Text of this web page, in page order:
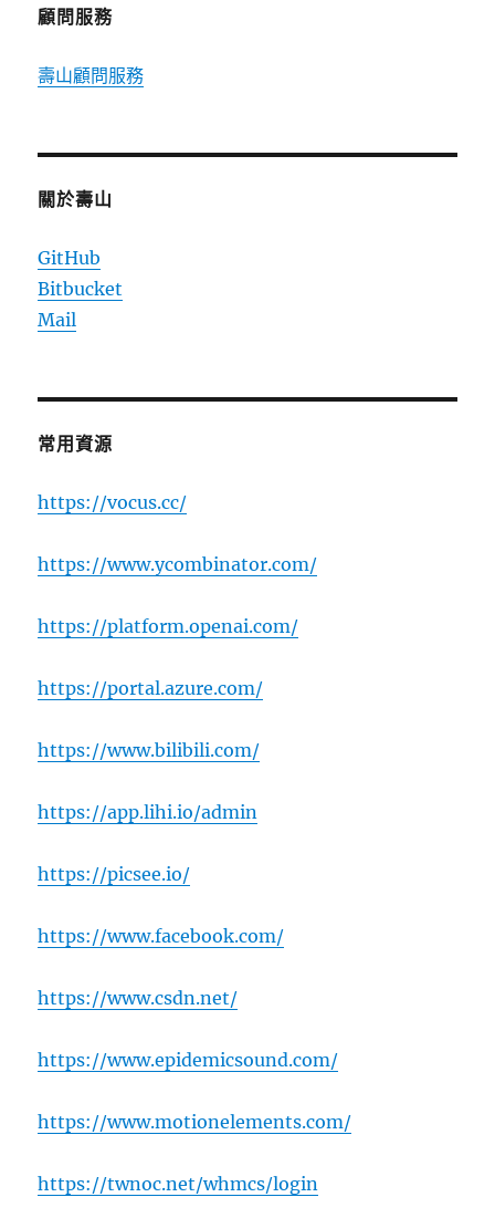
顧問服務
壽山顧問服務
關於壽山
GitHub
Bitbucket
Mail
常用資源
https://vocus.cc/
https://www.ycombinator.com/
https://platform.openai.com/
https://portal.azure.com/
https://www.bilibili.com/
https://app.lihi.io/admin
https://picsee.io/
https://www.facebook.com/
https://www.csdn.net/
https://www.epidemicsound.com/
https://www.motionelements.com/
https://twnoc.net/whmcs/login